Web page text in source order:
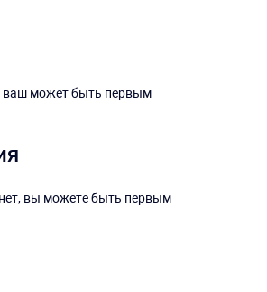
ваш может быть первым
вы можете быть первым